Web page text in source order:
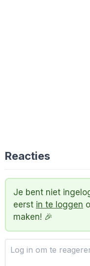
Reacties
Je bent niet
eerst in te loggen
maken! 🎉